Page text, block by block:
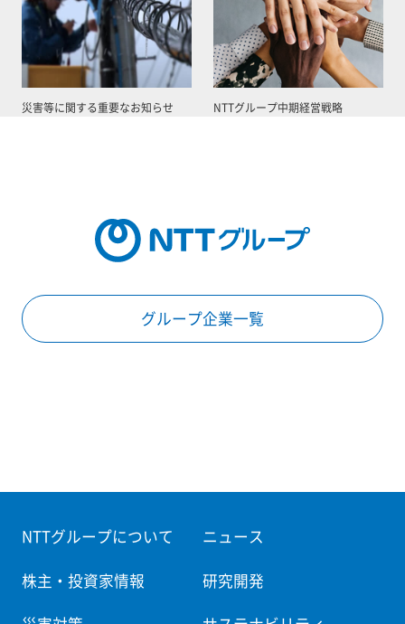
災害等に関する重要なお知らせ NTTグループ中期経営戦略
グループ企業一覧
NTTグループについて ニュース
株主・投資家情報 研究開発